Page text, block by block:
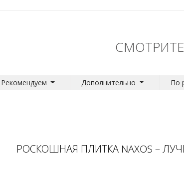
Рекомендуем Дополнительно По
РОСКОШНАЯ ПЛИТКА NAXOS –